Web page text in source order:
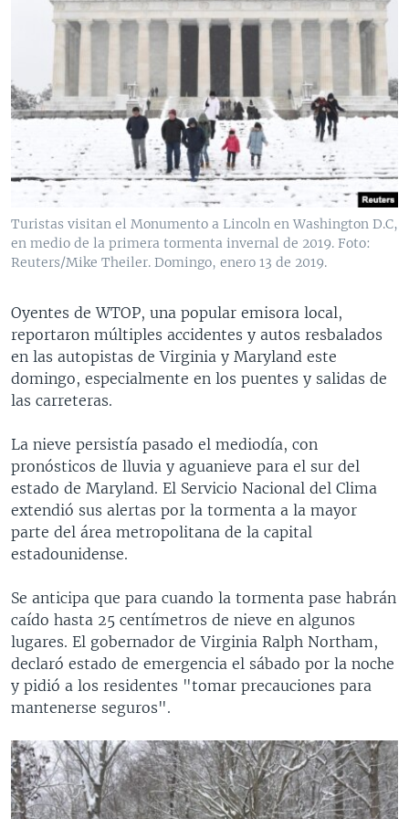
Turistas visitan el Monumento a Lincoln en Washington D.C,
en medio de la primera tormenta invernal de 2019. Foto:
Reuters/Mike Theiler. Domingo, enero 13 de 2019.
Oyentes de WTOP, una popular emisora local,
reportaron múltiples accidentes y autos resbalados
en las autopistas de Virginia y Maryland este
domingo, especialmente en los puentes y salidas de
las carreteras.
La nieve persistía pasado el mediodía, con
pronósticos de lluvia y aguanieve para el sur del
estado de Maryland. El Servicio Nacional del Clima
extendió sus alertas por la tormenta a la mayor
parte del área metropolitana de la capital
estadounidense.
Se anticipa que para cuando la tormenta pase habrán
caído hasta 25 centímetros de nieve en algunos
lugares. El gobernador de Virginia Ralph Northam,
declaró estado de emergencia el sábado por la noche
y pidió a los residentes "tomar precauciones para
mantenerse seguros".